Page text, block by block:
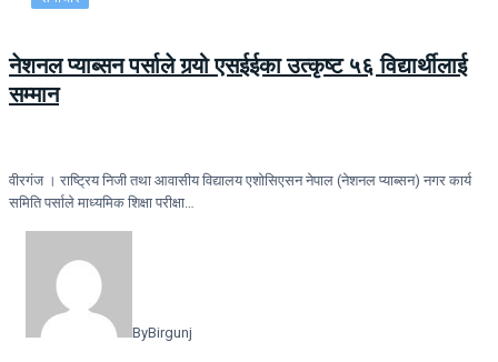
नेशनल प्याब्सन पर्साले गर्‍यो एसईईका उत्कृष्ट ५६ विद्यार्थीलाई
सम्मान
वीरगंज । राष्ट्रिय निजी तथा आवासीय विद्यालय एशोसिएसन नेपाल (नेशनल प्याब्सन) नगर कार्य
समिति पर्साले माध्यमिक शिक्षा परीक्षा…
ByBirgunj